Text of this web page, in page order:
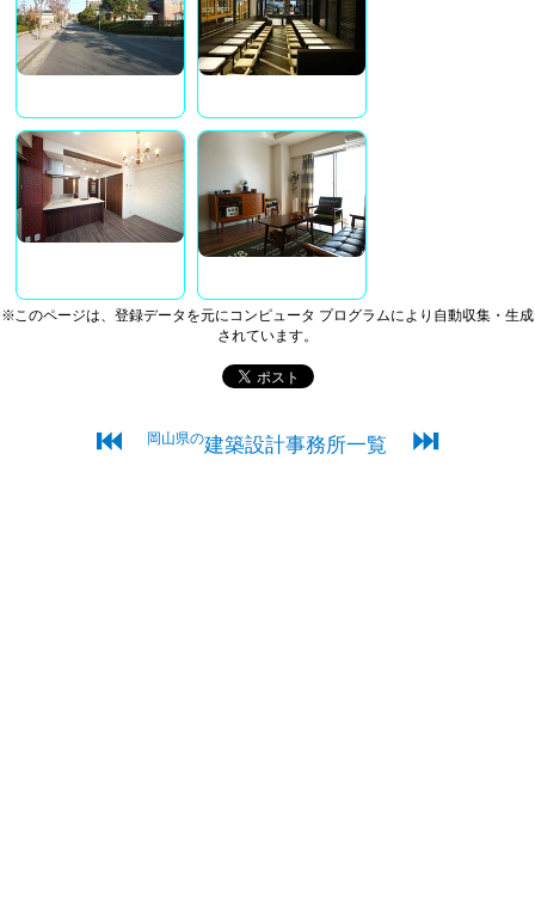
※このページは、登録データを元にコンピュータ プログラムにより自動収集・生成
されています。
⏮ 岡山県の建築設計事務所一覧 ⏭